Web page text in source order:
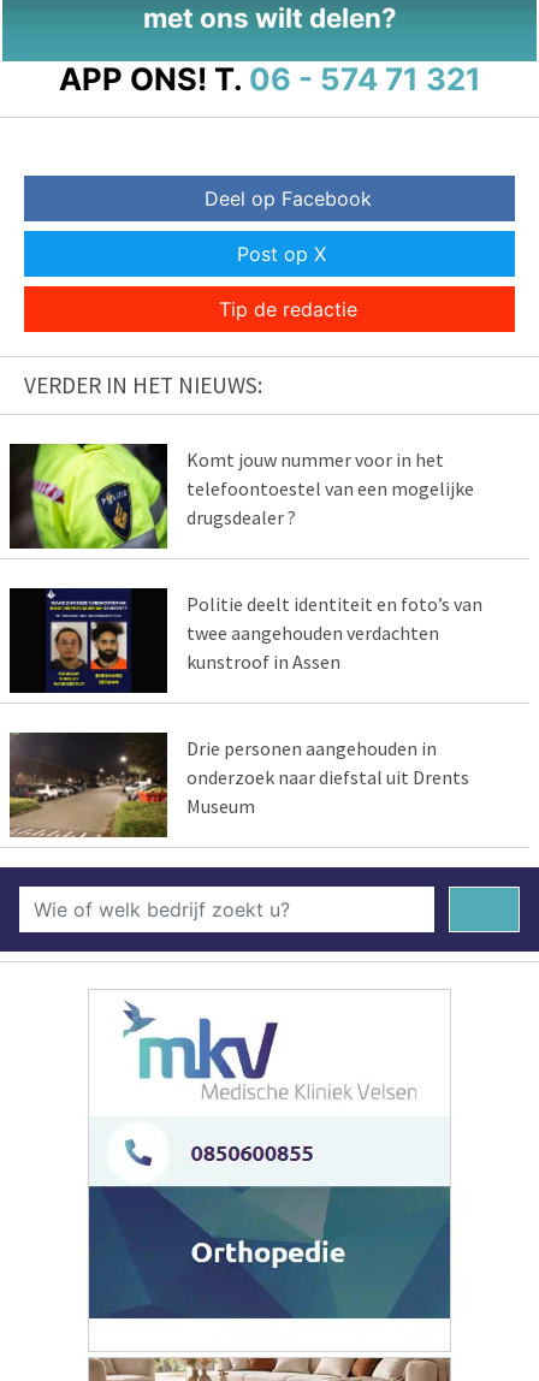
met ons wilt delen?
APP ONS! T. 06 - 574 71 321
Deel op Facebook
Post op X
Tip de redactie
VERDER IN HET NIEUWS:
Komt jouw nummer voor in het
telefoontoestel van een mogelijke
drugsdealer ?
Politie deelt identiteit en foto’s van
twee aangehouden verdachten
kunstroof in Assen
Drie personen aangehouden in
onderzoek naar diefstal uit Drents
Museum